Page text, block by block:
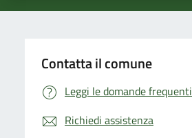
Contatta il comune
Leggi le domande frequenti
Richiedi assistenza